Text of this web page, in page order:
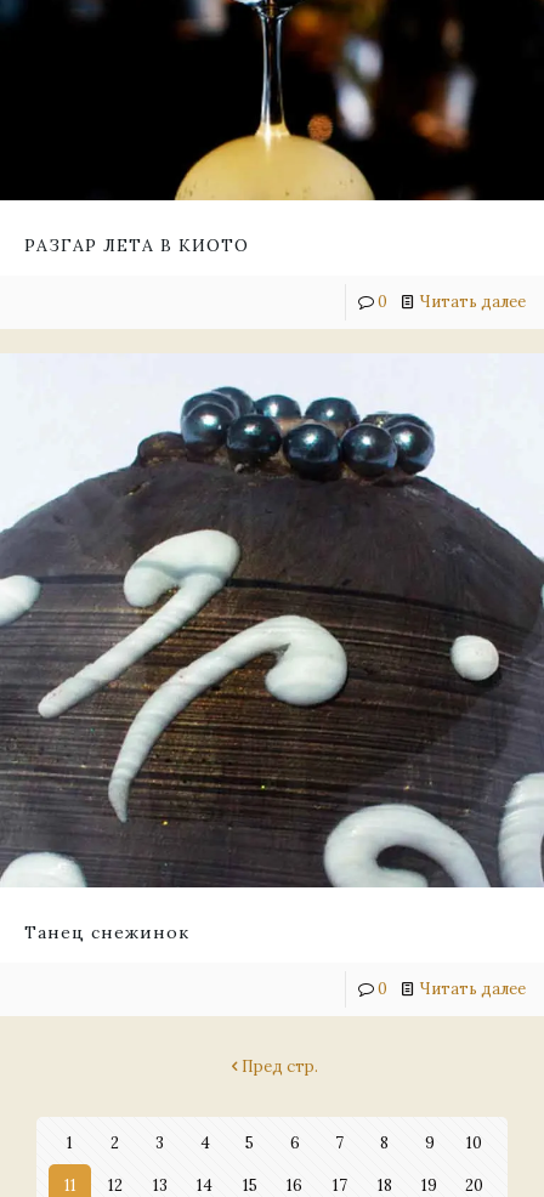
РАЗГАР ЛЕТА В КИОТО
0 Читать далее
Танец снежинок
0 Читать далее
Пред стр.
1 2 3 4 5 6 7 8 9 10
11 12 13 14 15 16 17 18 19 20